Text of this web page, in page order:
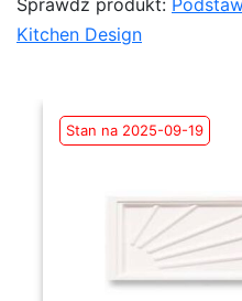
Sprawdź produkt:
Kitchen Design
Stan na 2025-09-19